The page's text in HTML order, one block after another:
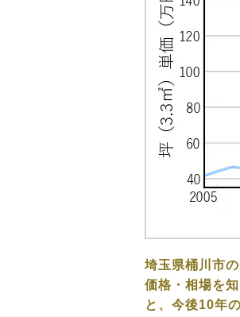
埼玉県桶川市
価格・相場を
と、今後10年